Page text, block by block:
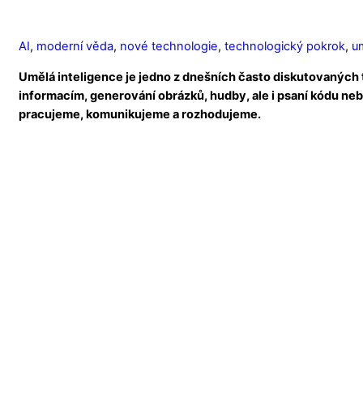
AI, moderní věda, nové technologie, technologický pokrok,
Umělá inteligence je jedno z dnešních často
informacím, generování obrázků, hudby, ale i psaní kódu
pracujeme, komunikujeme a rozhodujeme.